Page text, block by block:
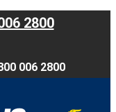
2800
006 2800